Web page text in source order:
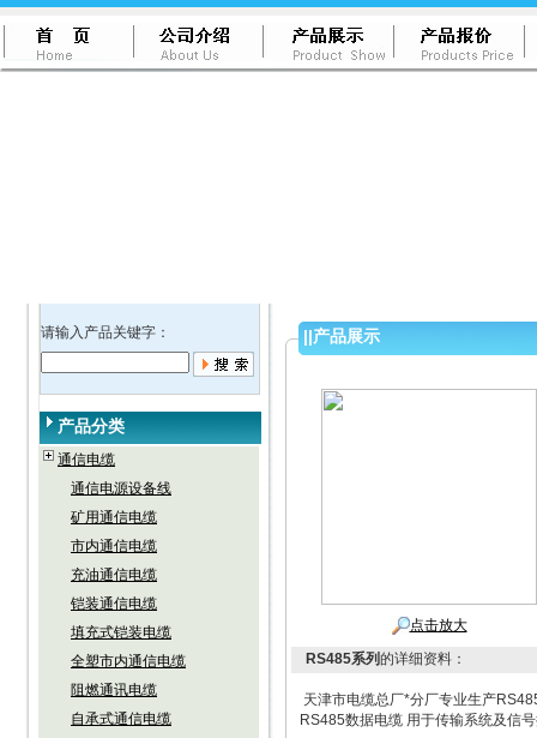
请输入产品关键字：
产品分类
通信电缆
通信电源设备线
矿用通信电缆
市内通信电缆
充油通信电缆
铠装通信电缆
填充式铠装电缆
全塑市内通信电缆
阻燃通讯电缆
自承式通信电缆
||产品展示
点击放大
RS485系列的详细资料：
天津市电缆总厂*分厂专业生产
RS485数据电缆 用于传输系统及信